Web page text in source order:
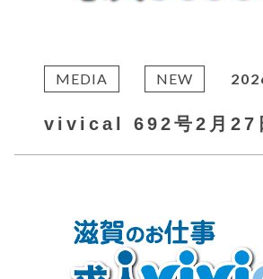
MEDIA NEW
vivical 692号2月27